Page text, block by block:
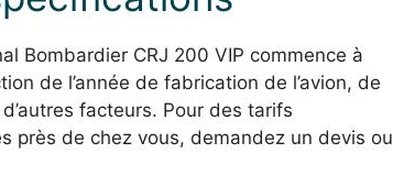
Bombardier CRJ 200 VIP commence à
de l’année de fabrication de l’avion, de
facteurs. Pour des tarifs
près de chez vous, demandez un devis ou